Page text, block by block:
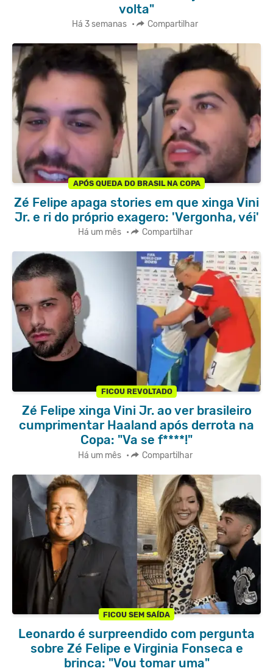
volta"
Há 3 semanas • Compartilhar
APÓS QUEDA DO BRASIL NA COPA
Zé Felipe apaga stories em que xinga Vini
Jr. e ri do próprio exagero: 'Vergonha, véi'
Há um mês • Compartilhar
FICOU REVOLTADO
Zé Felipe xinga Vini Jr. ao ver brasileiro
cumprimentar Haaland após derrota na
Copa: "Va se f****!"
Há um mês • Compartilhar
FICOU SEM SAÍDA
Leonardo é surpreendido com pergunta
sobre Zé Felipe e Virginia Fonseca e
brinca: "Vou tomar uma"